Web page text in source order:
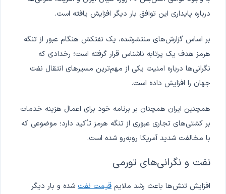
درباره پایداری این توافق بار دیگر افزایش یافته است.
بر اساس گزارش‌های منتشرشده، یک نفتکش هنگام عبور از تنگه
هرمز هدف یک پرتابه ناشناس قرار گرفته است؛ رخدادی که
نگرانی‌ها درباره امنیت یکی از مهم‌ترین مسیرهای انتقال نفت
جهان را افزایش داده است.
همچنین ایران همچنان بر برنامه خود برای اعمال هزینه خدمات
بر کشتی‌های تجاری عبوری از تنگه هرمز تأکید دارد؛ موضوعی که
با مخالفت شدید آمریکا روبه‌رو شده است.
نفت و نگرانی‌های تورمی
افزایش تنش‌ها باعث رشد ملایم قیمت نفت شده و بار دیگر